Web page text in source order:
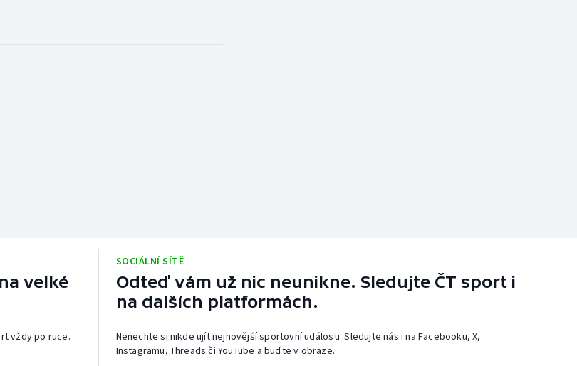
velké
vždy po ruce.
SOCIÁLNÍ SÍTĚ
Odteď vám už nic neunikne. Sledujte ČT sport i
na dalších platformách.
Nenechte si nikde ujít nejnovější sportovní události. Sledujte nás i na Facebooku, X,
Instagramu, Threads či YouTube a buďte v obraze.